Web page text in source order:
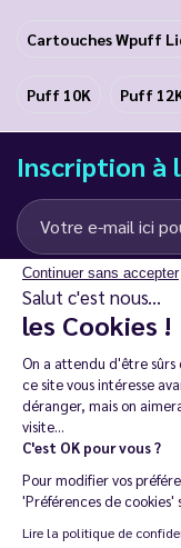
Continuer sans accepter
Salut c'est nous...
les Cookies !
On a attendu d'être
ce site vous intéresse
déranger, mais on
visite...
C'est OK pour vous ?
Pour modifier vos
'Préférences de cookies'
Lire la politique de
Cartouches Wpuff
Puff 10K Puff
Inscription à
J’accepte de recevoir
LD Groupe
Restez en
La vente de cigarette
Copyright © 2014 -